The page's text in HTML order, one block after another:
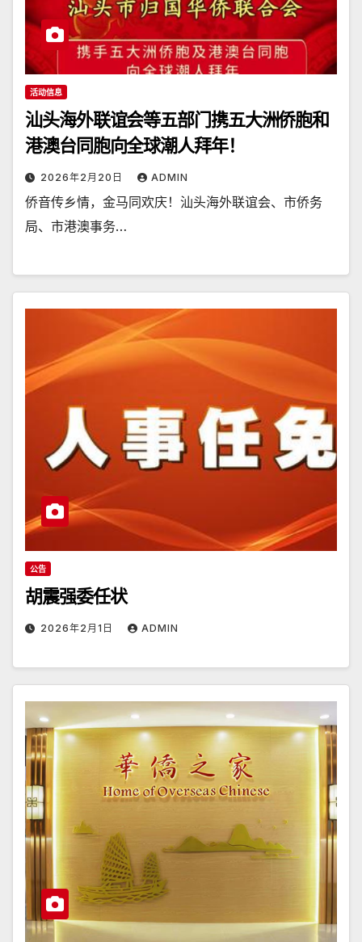
活动信息
汕头海外联谊会等五部门携五大洲侨胞和
港澳台同胞向全球潮人拜年！
2026年2月20日 ADMIN
侨音传乡情，金马同欢庆！汕头海外联谊会、市侨务
局、市港澳事务…
公告
胡震强委任状
2026年2月1日 ADMIN